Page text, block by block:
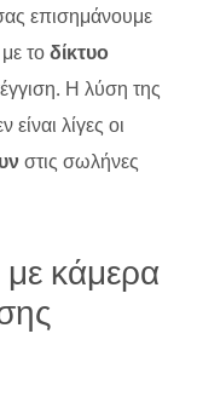
επισημάνουμε
τοδίκτυο
Η λύση της
λίγες οι
στις σωλήνες
κάμερα